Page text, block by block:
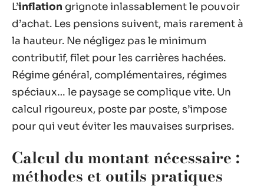
L’inflation grignote inlassablement le pouvoir
d’achat. Les pensions suivent, mais rarement à
la hauteur. Ne négligez pas le minimum
contributif, filet pour les carrières hachées.
Régime général, complémentaires, régimes
spéciaux… le paysage se complique vite. Un
calcul rigoureux, poste par poste, s’impose
pour qui veut éviter les mauvaises surprises.
Calcul du montant nécessaire :
méthodes et outils pratiques